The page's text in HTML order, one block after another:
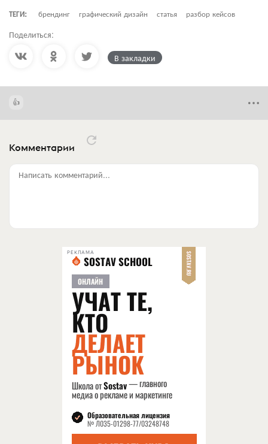
ТЕГИ:
брендинг графический дизайн статья разбор кейсов
Поделиться:
В закладки
Комментарии
Написать комментарий...
РЕКЛАМА